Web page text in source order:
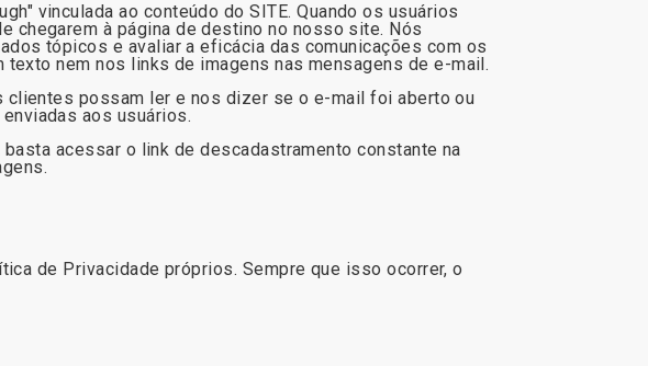
vinculada ao conteúdo do SITE. Quando os usuários
chegarem à página de destino no nosso site. Nós
tópicos e avaliar a eficácia das comunicações com os
nem nos links de imagens nas mensagens de e-mail.
clientes possam ler e nos dizer se o e-mail foi aberto ou
aos usuários.
acessar o link de descadastramento constante na
de Privacidade próprios. Sempre que isso ocorrer, o